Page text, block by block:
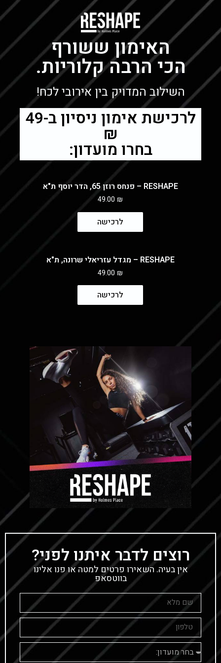
האימון ששורף
הכי הרבה קלוריות.
השילוב המדויק בין אירובי לכח!
לרכישת אימון ניסיון ב-49
₪
בחרו מועדון:
RESHAPE – פנחס רוזן 65, הדר יוסף ת"א
49.00 ₪
לרכישה
RESHAPE – מגדל עזריאלי שרונה, ת"א
49.00 ₪
לרכישה
רוצים לדבר איתנו לפני?
אין בעיה. השאירו פרטים למטה או פנו אלינו
בווטסאפ